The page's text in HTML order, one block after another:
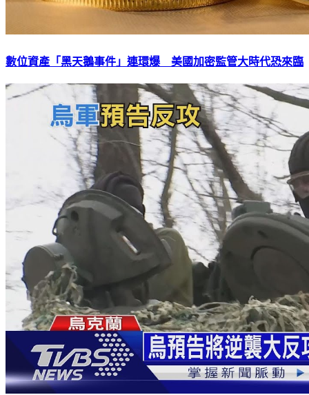
數位資產「黑天鵝事件」連環爆 美國加密監管大時代恐來臨